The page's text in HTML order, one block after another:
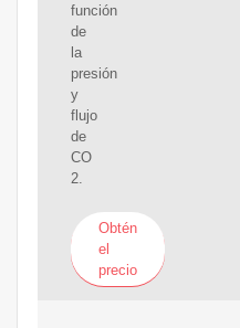
función
de
la
presión
y
flujo
de
CO
2.
Obtén
el
precio